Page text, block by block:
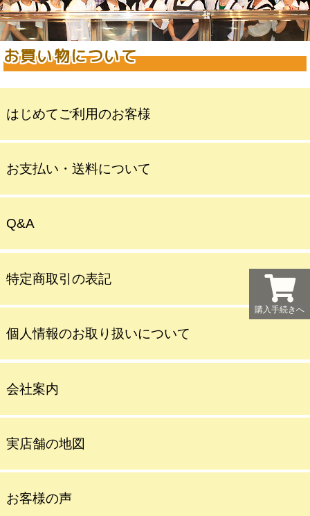
お買い物について
はじめてご利用のお客様
お支払い・送料について
Q&A
特定商取引の表記
個人情報のお取り扱いについて
会社案内
実店舗の地図
お客様の声
購入手続きへ